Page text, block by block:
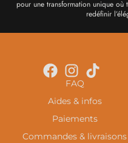
pour une transformation unique
redéfinir
FAQ
Aides & infos
Paiements
Commandes & livraisons